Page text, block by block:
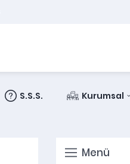
S.S.S. Kurumsal
Menü